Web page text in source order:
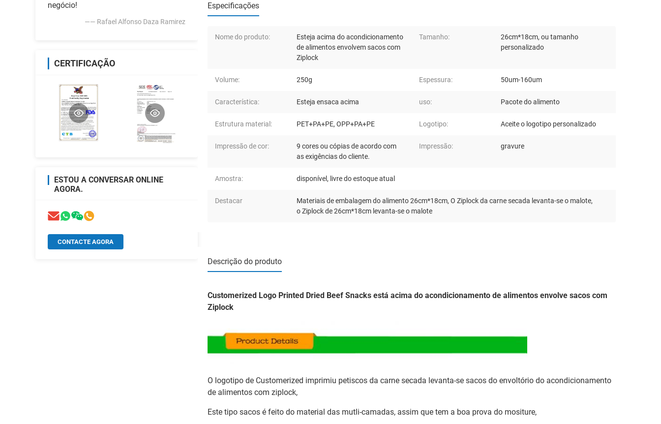
negócio!
—— Rafael Alfonso Daza Ramirez
CERTIFICAÇÃO
ESTOU A CONVERSAR ONLINE
AGORA.
CONTACTE AGORA
Especificações
Nome do produto:
Esteja acima do acondicionamento
de alimentos envolvem sacos com
Ziplock
Tamanho:
26cm*18cm, ou tamanho
personalizado
Volume: 250g Espessura: 50um-160um
Característica: Esteja ensaca acima uso: Pacote do alimento
Estrutura material: PET+PA+PE, OPP+PA+PE Logotipo: Aceite o logotipo personalizado
Impressão de cor:
9 cores ou cópias de acordo com
as exigências do cliente.
Impressão: gravure
Amostra: disponível, livre do estoque atual
Destacar Materiais de embalagem do alimento 26cm*18cm, O Ziplock da carne secada levanta-se o malote,
o Ziplock de 26cm*18cm levanta-se o malote
Descrição do produto
Customerized Logo Printed Dried Beef Snacks está acima do acondicionamento de alimentos envolve sacos com
Ziplock
O logotipo de Customerized imprimiu petiscos da carne secada levanta-se sacos do envoltório do acondicionamento
de alimentos com ziplock,
Este tipo sacos é feito do material das mutli-camadas, assim que tem a boa prova do mositure,